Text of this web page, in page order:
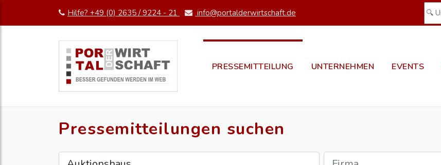
Hilfe? +49 (0) 2635 / 9224 - 21 info@portalderwirtschaft.de
PRESSEMITTEILUNG UNTERNEHMEN EVENTS
Pressemitteilungen suchen